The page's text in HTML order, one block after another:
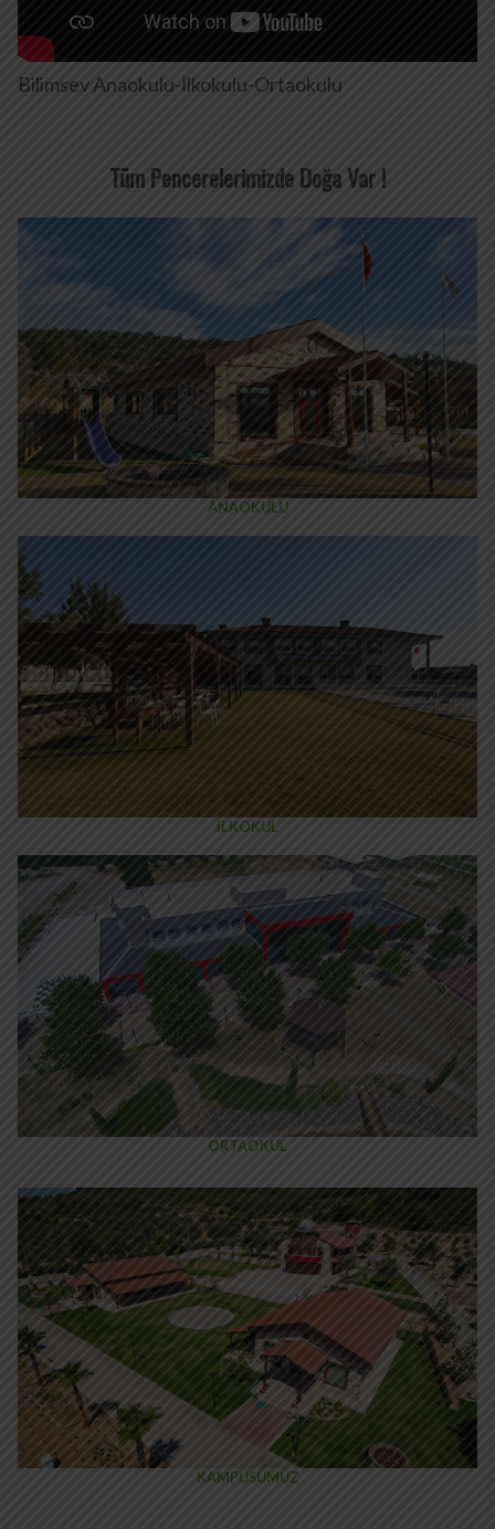
Bilimsev Anaokulu-İlkokulu-Ortaokulu
Tüm Pencerelerimizde Doğa Var !
ANAOKULU
İLKOKUL
ORTAOKUL
KAMPÜSÜMÜZ